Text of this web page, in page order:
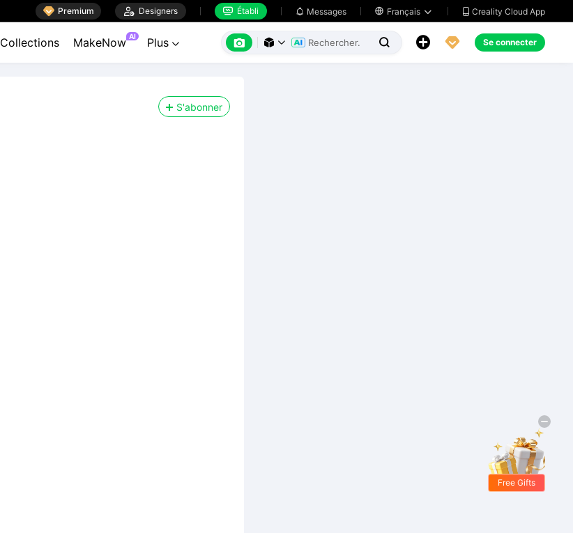
 Premium  Designers  Établi  Messages  Français   Creality Cloud App
Collections MakeNow AI Plus        Se connecter
S'abonner
Free Gifts